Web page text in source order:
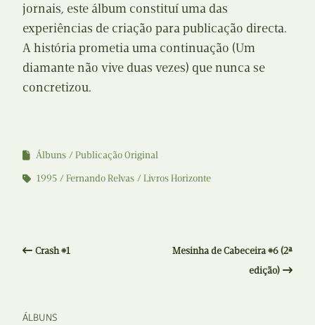
jornais, este álbum constituí uma das
experiências de criação para publicação directa.
A história prometia uma continuação (Um
diamante não vive duas vezes) que nunca se
concretizou.
Álbuns
Publicação Original
1995
Fernando Relvas Livros Horizonte
Crash #1
Mesinha de Cabeceira #6 (2ª
edição)
ÁLBUNS